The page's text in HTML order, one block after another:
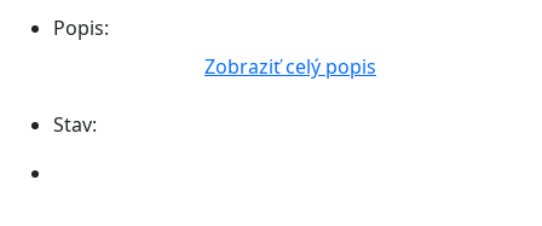
Popis:
Zobraziť celý popis
Stav: